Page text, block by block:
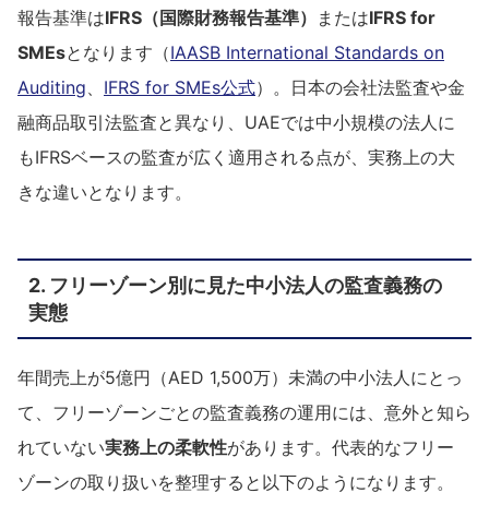
報告基準はIFRS（国際財務報告基準） またはIFRS for
SMEsとなります（IAASB International Standards on
Auditing
IFRS for SMEs公式）。日本の会社法監査や金
融商品取引法監査と異なり、UAEでは中小規模の法人に
もIFRSベースの監査が広く適用される点が、実務上の大
きな違いとなります。
2. フリーゾーン別に見た中小法人の監査義務の
実態
年間売上が5億円（AED 1,500万）未満の中小法人にとっ
て、フリーゾーンごとの監査義務の運用には、意外と知ら
れていない実務上の柔軟性があります。代表的なフリー
ゾーンの取り扱いを整理すると以下のようになります。